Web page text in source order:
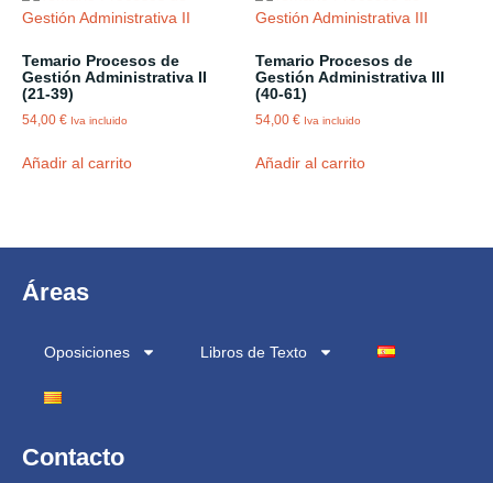
Temario Procesos de
Gestión Administrativa II
(21-39)
54,00 € Iva incluido
Añadir al carrito
Temario Procesos de
Gestión Administrativa III
(40-61)
54,00€ Iva incluido
Añadir al carrito
Áreas
Oposiciones Libros de Texto
Contacto